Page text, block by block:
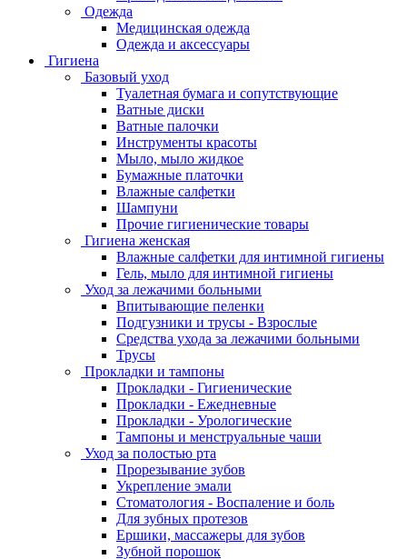
Одежда
Медицинская одежда
Одежда и аксессуары
Гигиена
Базовый уход
Туалетная бумага и сопутствующие
Ватные диски
Ватные палочки
Инструменты красоты
Мыло, мыло жидкое
Бумажные платочки
Влажные салфетки
Шампуни
Прочие гигиенические товары
Гигиена женская
Влажные салфетки для интимной гигиены
Гель, мыло для интимной гигиены
Уход за лежачими больными
Впитывающие пеленки
Подгузники и трусы - Взрослые
Средства ухода за лежачими больными
Трусы
Прокладки и тампоны
Прокладки - Гигиенические
Прокладки - Ежедневные
Прокладки - Урологические
Тампоны и менструальные чаши
Уход за полостью рта
Прорезывание зубов
Укрепление эмали
Стоматология - Воспаление и боль
Для зубных протезов
Ершики, массажеры для зубов
Зубной порошок